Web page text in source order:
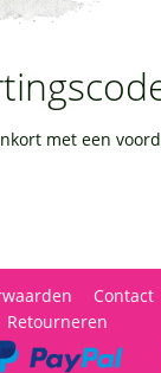
met een
Contact
Retourneren